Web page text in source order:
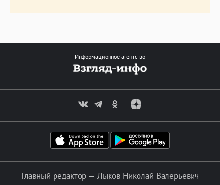
Информационное агентство
Главный редактор — Лыков Николай Валерьевич